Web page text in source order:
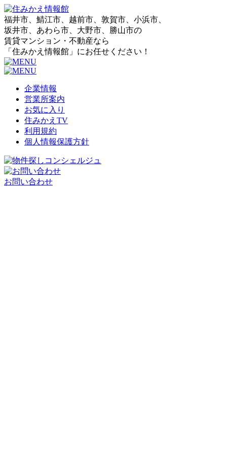
福井市、鯖江市、越前市、敦賀市、小浜市、
坂井市、あわら市、大野市、勝山市の
賃貸マンション・不動産なら
「住みかえ情報館」にお任せください！
企業情報
営業所案内
お気に入り
住みかえTV
利用規約
個人情報保護方針
お問い合わせ